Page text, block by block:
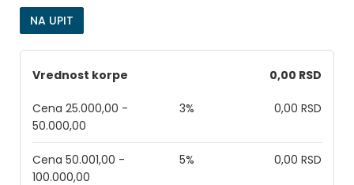
NA UPIT
Vrednost korpe 0,00 RSD
Cena 25.000,00 -
50.000,00
3% 0,00 RSD
Cena 50.001,00 -
100.000,00
5% 0,00 RSD